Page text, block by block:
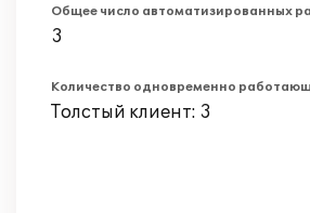
Общее число автоматизированных
3
Количество одновременно
Толстый клиент: 3